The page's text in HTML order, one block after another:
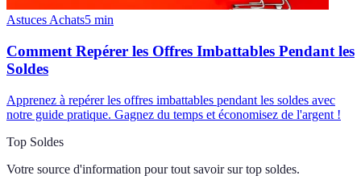
Astuces Achats5 min
Comment Repérer les Offres Imbattables Pendant les
Soldes
Apprenez à repérer les offres imbattables pendant les soldes avec
notre guide pratique. Gagnez du temps et économisez de l'argent !
Top Soldes
Votre source d'information pour tout savoir sur top soldes.